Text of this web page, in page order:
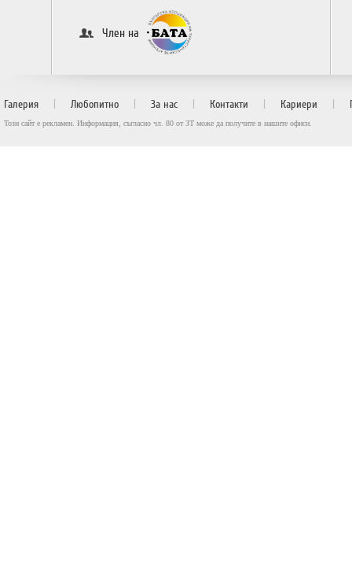
Член на
Галерия | Любопитно | За нас | Контакти | Кариери |
Този сайт е рекламен. Информация, съгласно чл. 80 от ЗТ може да получите в нашите офиси.